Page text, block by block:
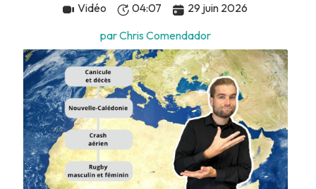
Vidéo 04:07
29 juin 2026
par Chris Comendador